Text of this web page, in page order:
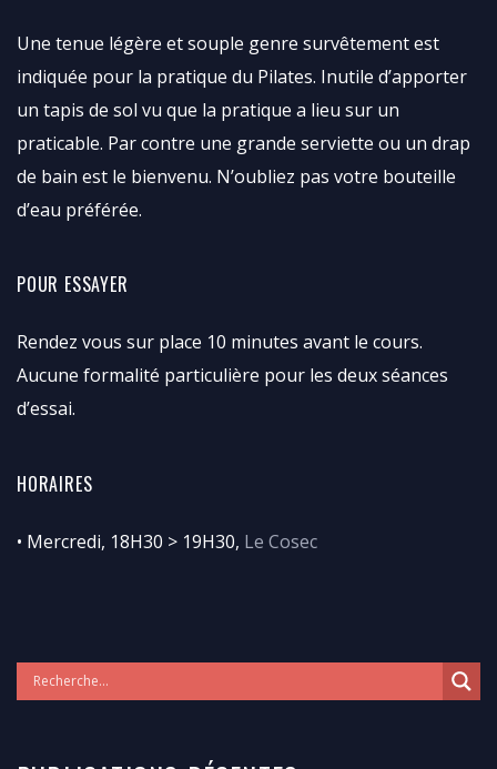
Une tenue légère et souple genre survêtement est
indiquée pour la pratique du Pilates. Inutile d’apporter
un tapis de sol vu que la pratique a lieu sur un
praticable. Par contre une grande serviette ou un drap
de bain est le bienvenu. N’oubliez pas votre bouteille
d’eau préférée.
POUR ESSAYER
Rendez vous sur place 10 minutes avant le cours.
Aucune formalité particulière pour les deux séances
d’essai.
HORAIRES
• Mercredi, 18H30 > 19H30, Le Cosec